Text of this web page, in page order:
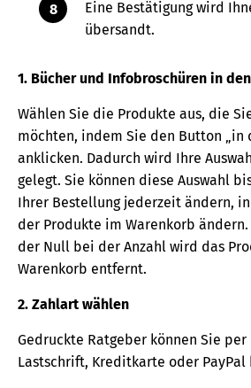
Eine Bestätigung wird
übersandt.
1. Bücher und Infobroschüren in
Wählen Sie die Produkte aus, die
möchten, indem Sie den Button „in
anklicken. Dadurch wird Ihre
gelegt. Sie können diese Auswahl
Ihrer Bestellung jederzeit ändern,
der Produkte im Warenkorb
der Null bei der Anzahl wird das
Warenkorb entfernt.
2. Zahlart wählen
Gedruckte Ratgeber können Sie per
Lastschrift, Kreditkarte oder PayPal